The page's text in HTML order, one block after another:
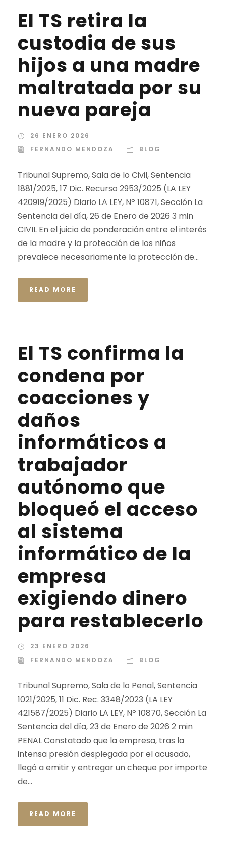
El TS retira la
custodia de sus
hijos a una madre
maltratada por su
nueva pareja
26 ENERO 2026
FERNANDO MENDOZA
BLOG
Tribunal Supremo, Sala de lo Civil, Sentencia
1881/2025, 17 Dic. Recurso 2953/2025 (LA LEY
420919/2025) Diario LA LEY, Nº 10871, Sección La
Sentencia del día, 26 de Enero de 2026 3 min
CIVIL En el juicio de ponderación entre el interés
de la madre y la protección de los niños
prevalece necesariamente la protección de...
READ MORE
El TS confirma la
condena por
coacciones y
daños
informáticos a
trabajador
autónomo que
bloqueó el acceso
al sistema
informático de la
empresa
exigiendo dinero
para restablecerlo
23 ENERO 2026
FERNANDO MENDOZA
BLOG
Tribunal Supremo, Sala de lo Penal, Sentencia
1021/2025, 11 Dic. Rec. 3348/2023 (LA LEY
421587/2025) Diario LA LEY, Nº 10870, Sección La
Sentencia del día, 23 de Enero de 2026 2 min
PENAL Constatado que la empresa, tras la
intensa presión desplegada por el acusado,
llegó a emitir y entregar un cheque por importe
de...
READ MORE